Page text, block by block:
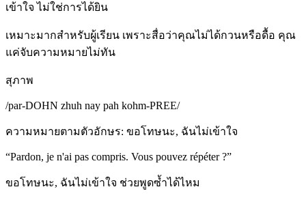
เข้าใจ ไม่ใช่การได้ยิน
เหมาะมากสำหรับผู้เรียน เพราะสื่อว่าคุณไม่ได้กวนหรือดื้อ คุณ
แค่จับความหมายไม่ทัน
สุภาพ
/par-DOHN zhuh nay pah kohm-PREE/
ความหมายตามตัวอักษร: ขอโทษนะ, ฉันไม่เข้าใจ
“Pardon, je n'ai pas compris. Vous pouvez répéter ?”
ขอโทษนะ, ฉันไม่เข้าใจ ช่วยพูดซ้ำได้ไหม